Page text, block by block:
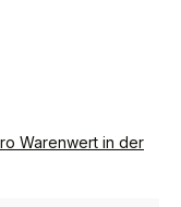
Warenwert in der